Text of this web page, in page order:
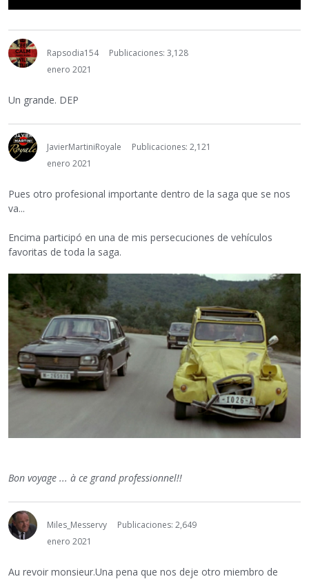
Rapsodia154
Publicaciones: 3,128
enero 2021
Un grande. DEP
JavierMartiniRoyale
Publicaciones: 2,121
enero 2021
Pues otro profesional importante dentro de la saga que se nos
va...
Encima participó en una de mis persecuciones de vehículos
favoritas de toda la saga.
Bon voyage ... à ce grand professionnel!!
Miles_Messervy
Publicaciones: 2,649
enero 2021
Au revoir monsieur.Una pena que nos deje otro miembro de